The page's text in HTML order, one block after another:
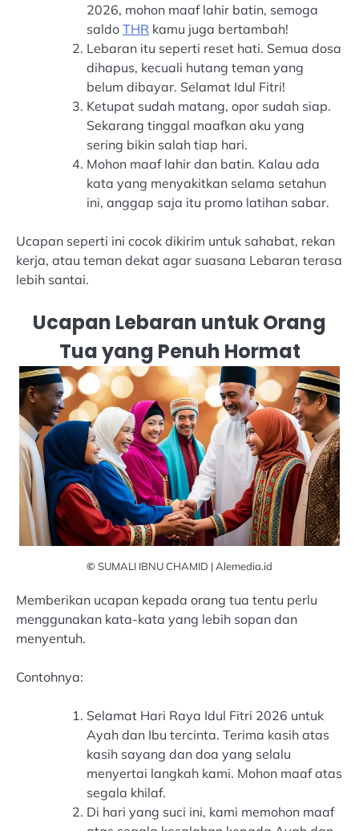
2026, mohon maaf lahir batin, semoga
saldo THR kamu juga bertambah!
Lebaran itu seperti reset hati. Semua dosa
dihapus, kecuali hutang teman yang
belum dibayar. Selamat Idul Fitri!
Ketupat sudah matang, opor sudah siap.
Sekarang tinggal maafkan aku yang
sering bikin salah tiap hari.
Mohon maaf lahir dan batin. Kalau ada
kata yang menyakitkan selama setahun
ini, anggap saja itu promo latihan sabar.
Ucapan seperti ini cocok dikirim untuk sahabat, rekan
kerja, atau teman dekat agar suasana Lebaran terasa
lebih santai.
Ucapan Lebaran untuk Orang
Tua yang Penuh Hormat
© SUMALI IBNU CHAMID | Alemedia.id
Memberikan ucapan kepada orang tua tentu perlu
menggunakan kata-kata yang lebih sopan dan
menyentuh.
Contohnya:
Selamat Hari Raya Idul Fitri 2026 untuk
Ayah dan Ibu tercinta. Terima kasih atas
kasih sayang dan doa yang selalu
menyertai langkah kami. Mohon maaf atas
segala khilaf.
Di hari yang suci ini, kami memohon maaf